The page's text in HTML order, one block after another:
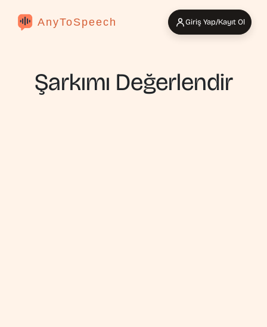
AnyToSpeech Giriş Yap/Kayıt Ol
Şarkımı Değerlendir